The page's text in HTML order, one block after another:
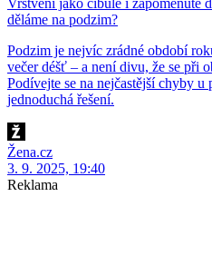
děláme na podzim?
Podzim je nejvíc zrádné období
večer déšť – a není divu, že se při
Podívejte se na nejčastější chyby
jednoduchá řešení.
Žena.cz
3. 9. 2025, 19:40
Reklama